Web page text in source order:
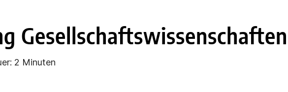
Gesellschaftswissenschaften
2 Minuten